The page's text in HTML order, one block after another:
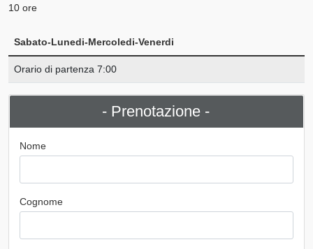
10 ore
Sabato-Lunedi-Mercoledi-Venerdi
Orario di partenza 7:00
- Prenotazione -
Nome
Cognome